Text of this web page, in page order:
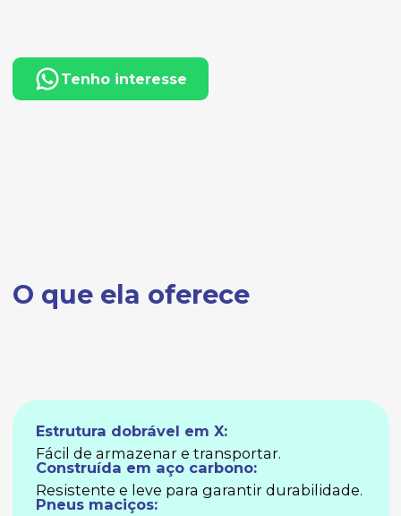
Tenho interesse
O que ela oferece
Estrutura dobrável em X:
Fácil de armazenar e transportar.
Construída em aço carbono:
Resistente e leve para garantir durabilidade.
Pneus maciços: